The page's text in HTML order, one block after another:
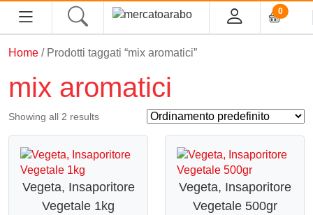
0
ALIMENTARI
COSMESI
PROFUMI ARABI
Home / Prodotti taggati “mix aromatici”
mix aromatici
Showing all 2 results
Vegeta, Insaporitore
Vegetale 1kg
Vegeta, Insaporitore
Vegetale 500gr